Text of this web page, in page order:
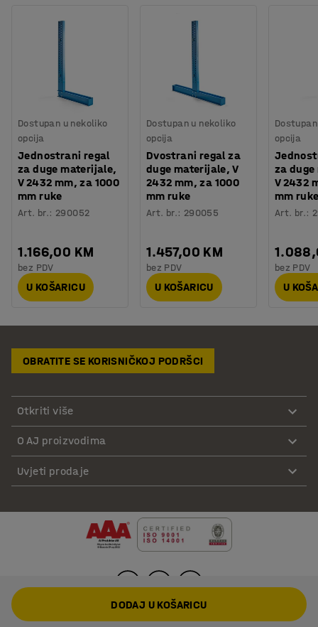
Dostupan u nekoliko
opcija
Jednostrani regal
za duge materijale,
V 2432 mm, za 1000
mm ruke
Art. br.: 290052
1.166,00 KM
bez PDV
U KOŠARICU
Dostupan u nekoliko
opcija
Dvostrani regal za
duge materijale, V
2432 mm, za 1000
mm ruke
Art. br.: 290055
1.457,00 KM
bez PDV
U KOŠARICU
opcija
za
V 2432
mm
Art. br.:
bez PDV
U
OBRATITE SE KORISNIČKOJ PODRŠCI
Otkriti više
O AJ proizvodima
Uvjeti prodaje
DODAJ U KOŠARICU